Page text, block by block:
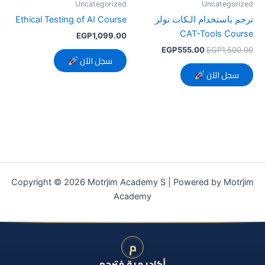
Uncategorized
ترجم باستخدام الـكات تولز
CAT-Tools Course
EGP1,500.00
EGP555.00
سجل الآن
Uncategorized
Ethical Testing of AI Course
EGP1,099.00
سجل الآن
Copyright © 2026 Motrjim Academy S | Powered by Motrjim
Academy
م